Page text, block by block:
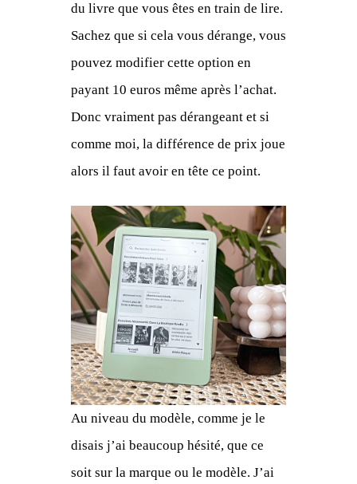
du livre que vous êtes en train de lire.
Sachez que si cela vous dérange, vous
pouvez modifier cette option en
payant 10 euros même après l’achat.
Donc vraiment pas dérangeant et si
comme moi, la différence de prix joue
alors il faut avoir en tête ce point.
Au niveau du modèle, comme je le
disais j’ai beaucoup hésité, que ce
soit sur la marque ou le modèle. J’ai